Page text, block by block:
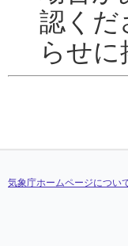
認くだ
らせに
気象庁ホームページについ